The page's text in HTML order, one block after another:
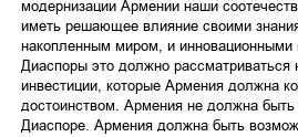
модернизации Армении наши
иметь решающее влияние своими
накопленным миром, и
Диаспоры это должно рассматриваться
инвестиции, которые Армения должна
достоинством. Армения не должна
Диаспоре. Армения должна быть